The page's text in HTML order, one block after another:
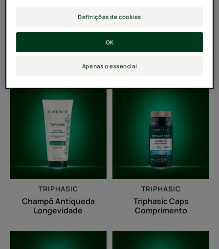
Bálsamo Densificador
Triphasic Progressive
Champô
Antiqueda
Longevidade
TRIPHASIC
Champô Antiqueda
Longevidade
Triphasic
Comprimento
TRIPHASIC
Triphasic Caps
Comprimento
Definições de cookies
Apenas o essencial
OK